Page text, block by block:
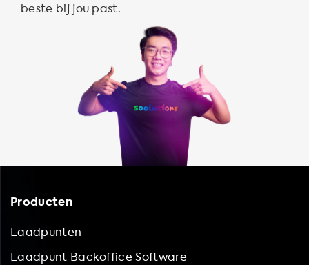
beste bij jou past.
Producten
Laadpunten
Laadpunt Backoffice Software